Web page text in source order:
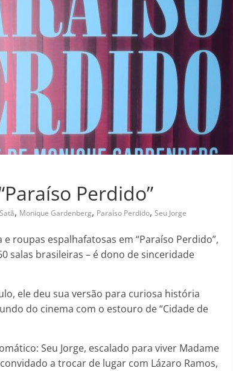
Perdido”
, Monique Gardenberg, Paraíso Perdido, Seu Jorge
roupas espalhafatosas em “Paraíso Perdido”,
salas brasileiras – é dono de sinceridade
ele deu sua versão para curiosa história
do cinema com o estouro de “Cidade de
Seu Jorge, escalado para viver Madame
a trocar de lugar com Lázaro Ramos,